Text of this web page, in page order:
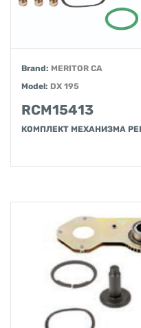
Brand: MERITOR CA
Model: DX 195
RCM15413
КОМПЛЕКТ МЕХАНИЗМА